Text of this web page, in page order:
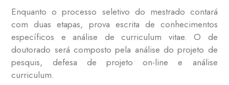
Enquanto o processo seletivo do mestrado contará
com duas etapas, prova escrita de conhecimentos
específicos e análise de curriculum vitae. O de
doutorado será composto pela análise do projeto de
pesquis, defesa de projeto on-line e análise
curriculum.